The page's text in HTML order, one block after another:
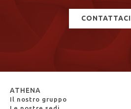
CONTATTACI
ATHENA
Il nostro gruppo